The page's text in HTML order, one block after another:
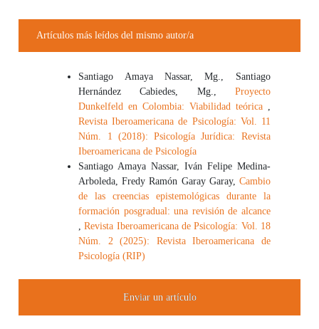
Artículos más leídos del mismo autor/a
Santiago Amaya Nassar, Mg., Santiago
Hernández Cabiedes, Mg., Proyecto
Dunkelfeld en Colombia: Viabilidad teórica ,
Revista Iberoamericana de Psicología: Vol. 11
Núm. 1 (2018): Psicología Jurídica: Revista
Iberoamericana de Psicología
Santiago Amaya Nassar, Iván Felipe Medina-
Arboleda, Fredy Ramón Garay Garay, Cambio
de las creencias epistemológicas durante la
formación posgradual: una revisión de alcance
,Revista Iberoamericana de Psicología: Vol. 18
Núm. 2 (2025): Revista Iberoamericana de
Psicología (RIP)
Enviar un artículo